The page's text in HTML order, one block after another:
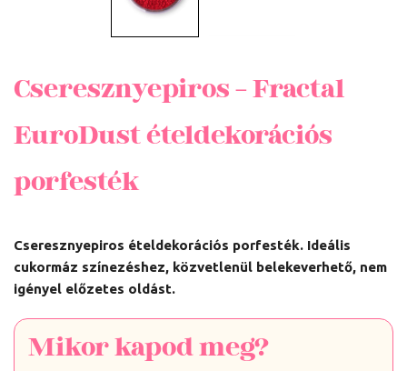
Cseresznyepiros – Fractal
EuroDust ételdekorációs
porfesték
Cseresznyepiros ételdekorációs porfesték. Ideális
cukormáz színezéshez, közvetlenül belekeverhető, nem
igényel előzetes oldást.
Mikor kapod meg?